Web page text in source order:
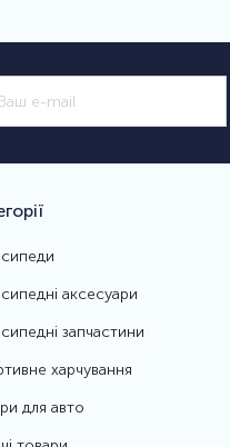
аксесуари
запчастини
харчування
для авто